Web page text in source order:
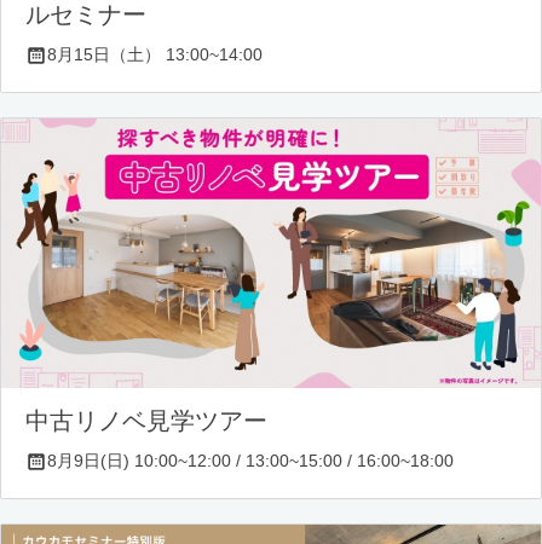
ルセミナー
8月15日（土） 13:00~14:00
中古リノベ見学ツアー
8月9日(日) 10:00~12:00 / 13:00~15:00 / 16:00~18:00